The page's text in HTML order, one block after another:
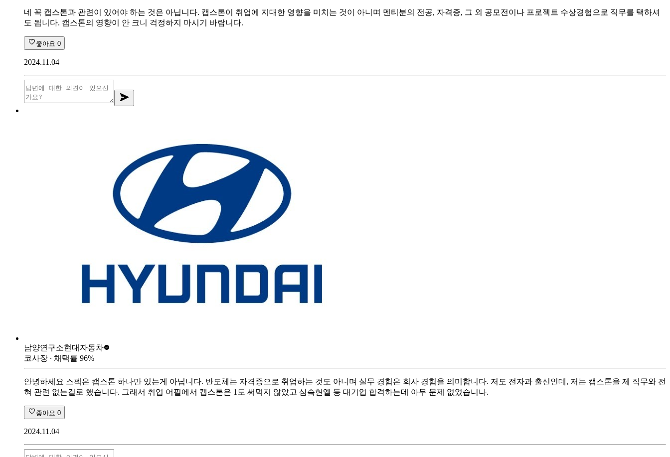
네 꼭 캡스톤과 관련이 있어야 하는 것은 아닙니다. 캡스톤이 취업에 지대한 영향을 미치는 것이 아니며 멘티분의 전공, 자격증, 그 외 공모전이나 프로젝트 수상경험으로 직무를 택하셔
도 됩니다. 캡스톤의 영향이 안 크니 걱정하지 마시기 바랍니다.
좋아요 0
2024.11.04
남양연구소현대자동차
코사장 ∙ 채택률 96%
안녕하세요 스펙은 캡스톤 하나만 있는게 아닙니다. 반도체는 자격증으로 취업하는 것도 아니며 실무 경험은 회사 경험을 의미합니다. 저도 전자과 출신인데, 저는 캡스톤을 제 직무와 전
혀 관련 없는걸로 했습니다. 그래서 취업 어필에서 캡스톤은 1도 써먹지 않았고 삼슼현엘 등 대기업 합격하는데 아무 문제 없었습니나.
좋아요 0
2024.11.04